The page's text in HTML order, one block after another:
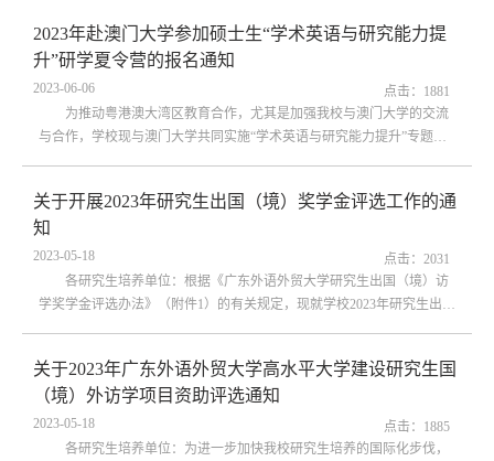
就本年度有关申报工作通知如下（详见附件文件）：一、研究生可申请
的项目类型1.短期国（境）外访学项目2.国际学术会议（1）境内国际学
术会议（2）境外国际学术会议...
2023年赴澳门大学参加硕士生“学术英语与研究能力提
升”研学夏令营的报名通知
2023-06-06 点击： 1881
为推动粤港澳大湾区教育合作，尤其是加强我校与澳门大学的交流
与合作，学校现与澳门大学共同实施“学术英语与研究能力提升”专题研
（Universidade de Macau / University of Macau），简称澳大，是澳门唯一
一所国际化综合性公立大学，为中欧商校联盟、“一带一路”国际科学组
织联盟创始成员，是澳门第...
关于开展2023年研究生出国（境）奖学金评选工作的通
知
2023-05-18 点击： 2031
各研究生培养单位：根据《广东外语外贸大学研究生出国（境）访
学奖学金评选办法》（附件1）的有关规定，现就学校2023年研究生出国
照《广东外语外贸大学研究生短期国（境）外访学和参加国际学术会议
资助办法》（附件2）要求，于2022年5月24日至本次申请截止时间成功
申请短期国（境）外访学资助项...
关于2023年广东外语外贸大学高水平大学建设研究生国
（境）外访学项目资助评选通知
2023-05-18 点击： 1885
各研究生培养单位：为进一步加快我校研究生培养的国际化步伐，